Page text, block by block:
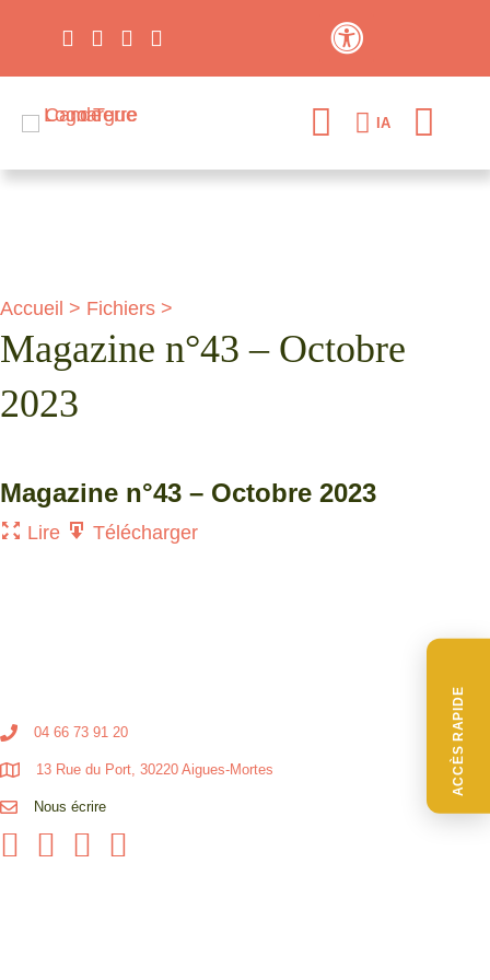
ACCÈS RAPIDE
IA
Accueil > Fichiers >
Magazine n°43 – Octobre
2023
Magazine n°43 – Octobre 2023
Lire Télécharger
04 66 73 91 20
13 Rue du Port, 30220 Aigues-Mortes
Nous écrire